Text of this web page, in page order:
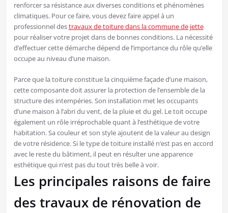
renforcer sa résistance aux diverses conditions et phénomènes
climatiques. Pour ce faire, vous devez faire appel à un
professionnel destravaux de toiture dans la commune de jette
pour réaliser votre projet dans de bonnes conditions. La nécessité
d’effectuer cette démarche dépend de l’importance du rôle qu’elle
occupe au niveau d’une maison.
Parce que la toiture constitue la cinquième façade d’une maison,
cette composante doit assurer la protection de l’ensemble de la
structure des intempéries. Son installation met les occupants
d’une maison à l’abri du vent, de la pluie et du gel. Le toit occupe
également un rôle irréprochable quant à l’esthétique de votre
habitation. Sa couleur et son style ajoutent de la valeur au design
de votre résidence. Si le type de toiture installé n’est pas en accord
avec le reste du bâtiment, il peut en résulter une apparence
esthétique qui n’est pas du tout très belle à voir.
Les principales raisons de faire
des travaux de rénovation de